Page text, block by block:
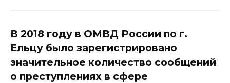
В 2018 году в ОМВД России по г.
Ельцу было зарегистрировано
значительное количество сообщений
о преступлениях в сфере